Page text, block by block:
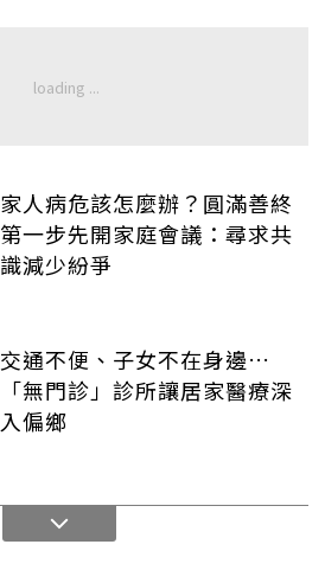
家人病危該怎麼辦？圓滿善終
第一步先開家庭會議：尋求共
識減少紛爭
交通不便、子女不在身邊…
「無門診」診所讓居家醫療深
入偏鄉